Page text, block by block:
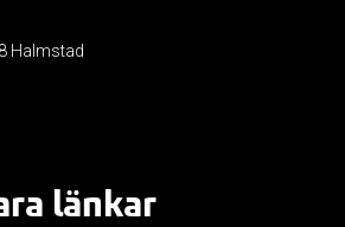
Halmstad
länkar